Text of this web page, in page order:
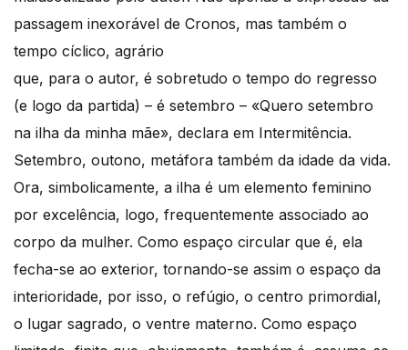
passagem inexorável de Cronos, mas também o
tempo cíclico, agrário
que, para o autor, é sobretudo o tempo do regresso
(e logo da partida) – é setembro – «Quero setembro
na ilha da minha mãe», declara em Intermitência.
Setembro, outono, metáfora também da idade da vida.
Ora, simbolicamente, a ilha é um elemento feminino
por excelência, logo, frequentemente associado ao
corpo da mulher. Como espaço circular que é, ela
fecha-se ao exterior, tornando-se assim o espaço da
interioridade, por isso, o refúgio, o centro primordial,
o lugar sagrado, o ventre materno. Como espaço